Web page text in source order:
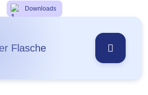
Downloads
Flasche